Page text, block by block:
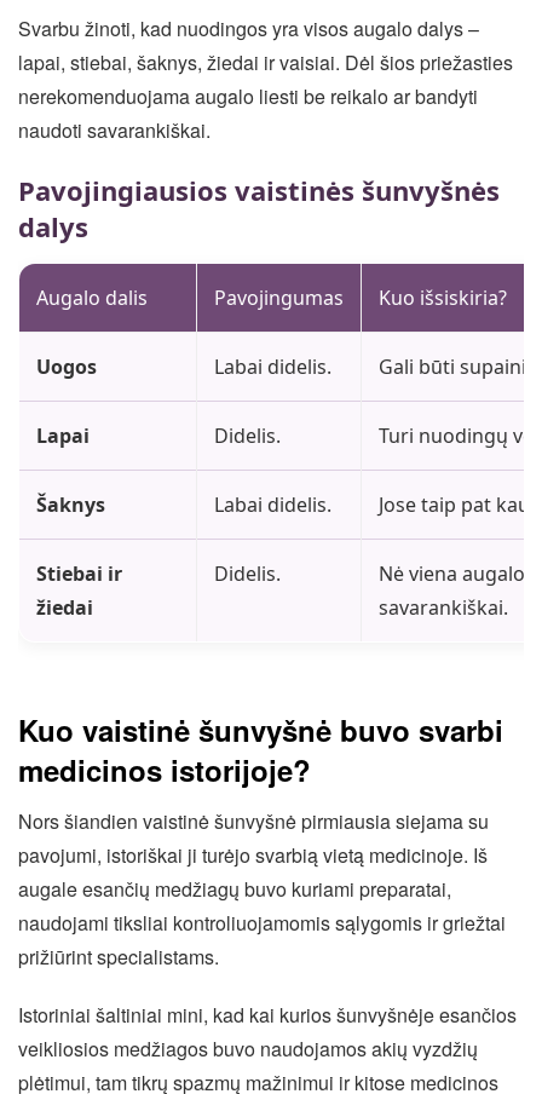
Svarbu žinoti, kad nuodingos yra visos augalo dalys –
lapai, stiebai, šaknys, žiedai ir vaisiai. Dėl šios priežasties
nerekomenduojama augalo liesti be reikalo ar bandyti
naudoti savarankiškai.
Pavojingiausios vaistinės šunvyšnės
dalys
Augalo dalis Pavojingumas Kuo išsiskiria?
Uogos Labai didelis. Gali būti
Lapai Didelis. Turi nuodingų
Šaknys Labai didelis. Jose taip pat
Stiebai ir
žiedai
Didelis.
Nė viena augalo
savarankiškai.
Kuo vaistinė šunvyšnė buvo svarbi
medicinos istorijoje?
Nors šiandien vaistinė šunvyšnė pirmiausia siejama su
pavojumi, istoriškai ji turėjo svarbią vietą medicinoje. Iš
augale esančių medžiagų buvo kuriami preparatai,
naudojami tiksliai kontroliuojamomis sąlygomis ir griežtai
prižiūrint specialistams.
Istoriniai šaltiniai mini, kad kai kurios šunvyšnėje esančios
veikliosios medžiagos buvo naudojamos akių vyzdžių
plėtimui, tam tikrų spazmų mažinimui ir kitose medicinos